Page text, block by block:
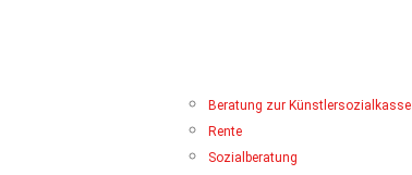
Beratung zur Künstlersozialkasse
Rente
Sozialberatung